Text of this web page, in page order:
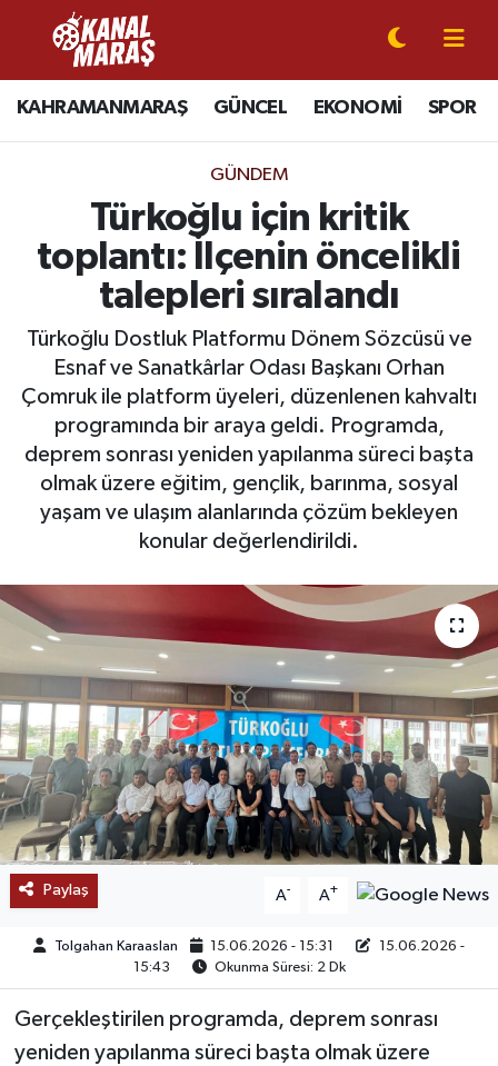
KAHRAMANMARAŞ GÜNCEL EKONOMİ SPOR
GÜNDEM
Türkoğlu için kritik
toplantı: İlçenin öncelikli
talepleri sıralandı
Türkoğlu Dostluk Platformu Dönem Sözcüsü ve
Esnaf ve Sanatkârlar Odası Başkanı Orhan
Çomruk ile platform üyeleri, düzenlenen kahvaltı
programında bir araya geldi. Programda,
deprem sonrası yeniden yapılanma süreci başta
olmak üzere eğitim, gençlik, barınma, sosyal
yaşam ve ulaşım alanlarında çözüm bekleyen
konular değerlendirildi.
Paylaş A- A+
Tolgahan Karaaslan 15.06.2026 - 15:31
15.06.2026 -
15:43
Okunma Süresi: 2 Dk
Gerçekleştirilen programda, deprem sonrası
yeniden yapılanma süreci başta olmak üzere
CANLI YAYIN
KAHRAMANMARAŞ
SPOR
SİYASET
EKONOMİ
GÜNDEM
MAGAZİN
KEŞFET
POPÜLER
DÜNYA
TREND
OTOMOTİV
TEKNOLOJİ
Kahramanmaraş Nöbetçi Eczaneler
Kahramanmaraş Hava Durumu
Kahramanmaraş Namaz Vakitleri
Kahramanmaraş Trafik Yoğunluk Haritası
Süper Lig Puan Durumu ve Fikstür
Tüm Manşetler
Son Dakika Haberleri
Haber Arşivi